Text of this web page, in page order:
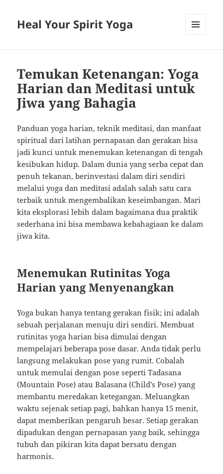
Heal Your Spirit Yoga
Temukan Ketenangan: Yoga
Harian dan Meditasi untuk
Jiwa yang Bahagia
Panduan yoga harian, teknik meditasi, dan manfaat
spiritual dari latihan pernapasan dan gerakan bisa
jadi kunci untuk menemukan ketenangan di tengah
kesibukan hidup. Dalam dunia yang serba cepat dan
penuh tekanan, berinvestasi dalam diri sendiri
melalui yoga dan meditasi adalah salah satu cara
terbaik untuk mengembalikan keseimbangan. Mari
kita eksplorasi lebih dalam bagaimana dua praktik
sederhana ini bisa membawa kebahagiaan ke dalam
jiwa kita.
Menemukan Rutinitas Yoga
Harian yang Menyenangkan
Yoga bukan hanya tentang gerakan fisik; ini adalah
sebuah perjalanan menuju diri sendiri. Membuat
rutinitas yoga harian bisa dimulai dengan
mempelajari beberapa pose dasar. Anda tidak perlu
langsung melakukan pose yang rumit. Cobalah
untuk memulai dengan pose seperti Tadasana
(Mountain Pose) atau Balasana (Child’s Pose) yang
membantu meredakan ketegangan. Meluangkan
waktu sejenak setiap pagi, bahkan hanya 15 menit,
dapat memberikan pengaruh besar. Setiap gerakan
dipadukan dengan pernapasan yang baik, sehingga
tubuh dan pikiran kita dapat bersatu dengan
harmonis.